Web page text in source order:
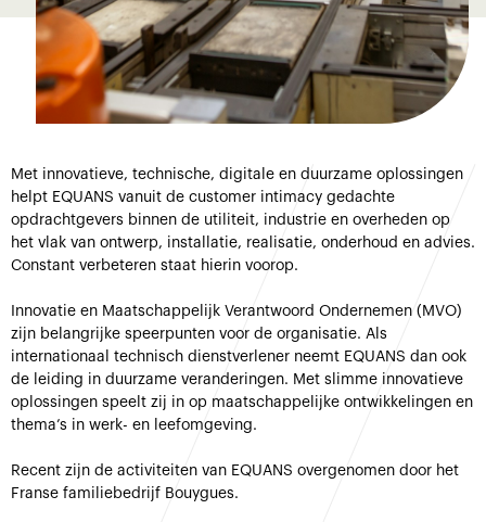
Met innovatieve, technische, digitale en duurzame oplossingen
helpt EQUANS vanuit de customer intimacy gedachte
opdrachtgevers binnen de utiliteit, industrie en overheden op
het vlak van ontwerp, installatie, realisatie, onderhoud en advies.
Constant verbeteren staat hierin voorop.
Innovatie en Maatschappelijk Verantwoord Ondernemen (MVO)
zijn belangrijke speerpunten voor de organisatie. Als
internationaal technisch dienstverlener neemt EQUANS dan ook
de leiding in duurzame veranderingen. Met slimme innovatieve
oplossingen speelt zij in op maatschappelijke ontwikkelingen en
thema’s in werk- en leefomgeving.
Recent zijn de activiteiten van EQUANS overgenomen door het
Franse familiebedrijf Bouygues.